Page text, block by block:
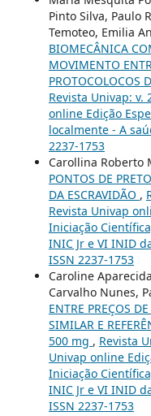
Pinto Silva, Paulo
Temoteo, Emilia
BIOMECÂNICA
MOVIMENTO
PROTOCOLOCOS
Revista Univap: v.
online Edição
localmente - A
2237-1753
Carollina Roberto
PONTOS DE
DA ESCRAVIDÃO ,
Revista Univap
Iniciação
INIC Jr e VI INID
ISSN 2237-1753
Caroline
Carvalho Nunes,
ENTRE PREÇOS
SIMILAR E
500 mg , Revista
Univap online
Iniciação
INIC Jr e VI INID
ISSN 2237-1753